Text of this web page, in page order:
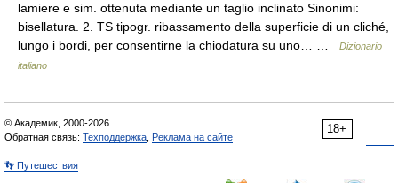
lamiere e sim. ottenuta mediante un taglio inclinato Sinonimi:
bisellatura. 2. TS tipogr. ribassamento della superficie di un cliché,
lungo i bordi, per consentirne la chiodatura su uno… …
Dizionario
italiano
18+
© Академик, 2000-2026
Обратная связь: Техподдержка Реклама на сайте
👣 Путешествия